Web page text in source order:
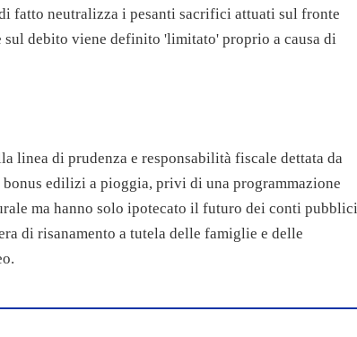
fatto neutralizza i pesanti sacrifici attuati sul fronte
debito viene definito 'limitato' proprio a causa di
linea di prudenza e responsabilità fiscale dettata da
edilizi a pioggia, privi di una programmazione
ma hanno solo ipotecato il futuro dei conti pubblici
di risanamento a tutela delle famiglie e delle